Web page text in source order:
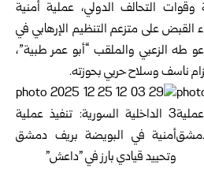
وقوات التحالف الدولي، عملية أمنية
على متزعم التنظيم الإرهابي في
طه الزعبي والملقب “أبو عمر طبية”،
ناسف وسلاح حربي بحوزته.